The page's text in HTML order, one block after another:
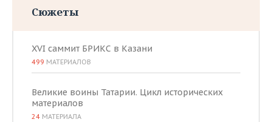
Сюжеты
XVI саммит БРИКС в Казани
499 МАТЕРИАЛОВ
Великие воины Татарии. Цикл исторических
материалов
24 МАТЕРИАЛА